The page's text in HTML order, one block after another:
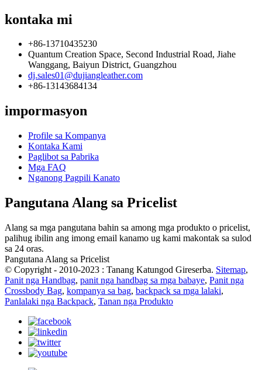
kontaka mi
+86-13710435230
Quantum Creation Space, Second Industrial Road, Jiahe
Wanggang, Baiyun District, Guangzhou
dj.sales01@dujiangleather.com
+86-13143684134
impormasyon
Profile sa Kompanya
Kontaka Kami
Paglibot sa Pabrika
Mga FAQ
Nganong Pagpili Kanato
Pangutana Alang sa Pricelist
Alang sa mga pangutana bahin sa among mga produkto o pricelist,
palihug ibilin ang imong email kanamo ug kami makontak sa sulod
sa 24 oras.
Pangutana Alang sa Pricelist
© Copyright - 2010-2023 : Tanang Katungod Gireserba. Sitemap,
Panit nga Handbag, panit nga handbag sa mga babaye, Panit nga
Crossbody Bag, kompanya sa bag, backpack sa mga lalaki,
Panlalaki nga Backpack, Tanan nga Produkto